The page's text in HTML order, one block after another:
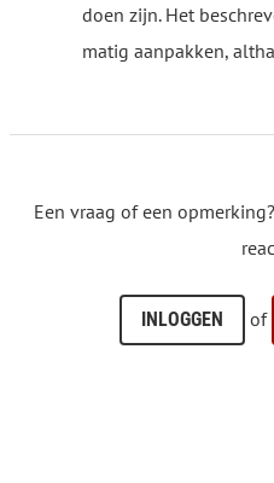
doen zijn. Het
matig aanpakken,
Een vraag of een
INLOGGEN of